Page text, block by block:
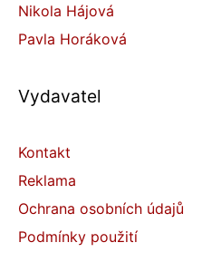
Nikola Hájová
Pavla Horáková
Vydavatel
Kontakt
Reklama
Ochrana osobních údajů
Podmínky použití